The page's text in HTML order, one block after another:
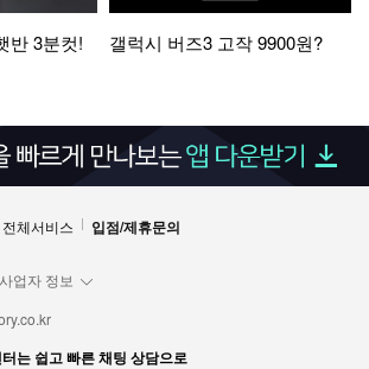
반 3분컷! 갤럭시 버즈3 고작 9900원?
전체서비스 입점/제휴문의
업자 정보
는 쉽고 빠른 채팅 상담으로